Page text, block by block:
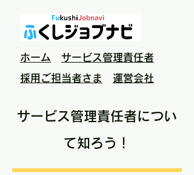
ホーム
サービス管理責任者
採用ご担当者さま
運営会社
サービス管理責任者につい
て知ろう！